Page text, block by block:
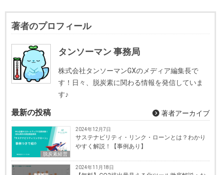
著者のプロフィール
タンソーマン 事務局
株式会社タンソーマンGXのメディア編集長で
す！日々、脱炭素に関わる情報を発信していま
す♪
最新の投稿 著者アーカイブ
脱炭素経営
2024年12月7日
サステナビリティ・リンク・ローンとは？わかり
やすく解説！【事例あり】
2024年11月18日